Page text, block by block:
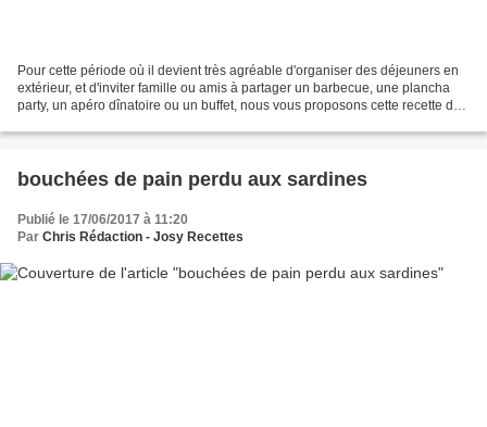
Pour cette période où il devient très agréable d'organiser des déjeuners en
extérieur, et d'inviter famille ou amis à partager un barbecue, une plancha
party, un apéro dînatoire ou un buffet, nous vous proposons cette recette de
bouchées de pain perdu aux sardines
Publié le 17/06/2017 à 11:20
Par Chris Rédaction - Josy Recettes